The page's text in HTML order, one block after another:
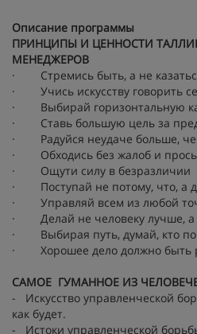
Описание программы
ПРИНЦИПЫ И ЦЕННОСТИ
МЕНЕДЖЕРОВ
· Стремись быть, а не
· Учись искусству говорить
· Выбирай горизонтальную
· Ставь большую цель за
· Радуйся неудаче больше,
· Обходись без жалоб и
· Ощути силу в безразличии
· Поступай не потому, что, а
· Управляй всем из любой
· Делай не человеку лучше, а
· Выбирая путь, думай, кто по
· Хорошее дело должно быть
САМОЕ ГУМАННОЕ ИЗ
- Искусство управленческой
как будет.
- Истоки управленческой